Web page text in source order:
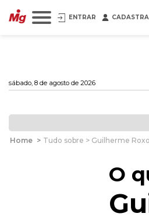
ENTRAR
sábado, 8 de agosto de 2026
Home > Tudo sobre > Guilherme Roxo
O